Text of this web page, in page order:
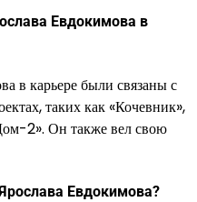
Евдокимова в
в карьере были связаны с
таких как «Кочевник»,
2». Он также вел свою
Евдокимова?